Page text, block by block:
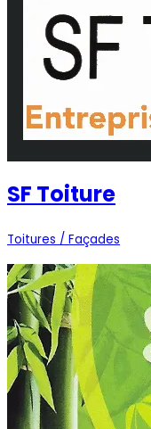
SF Toiture
Toitures / Façades